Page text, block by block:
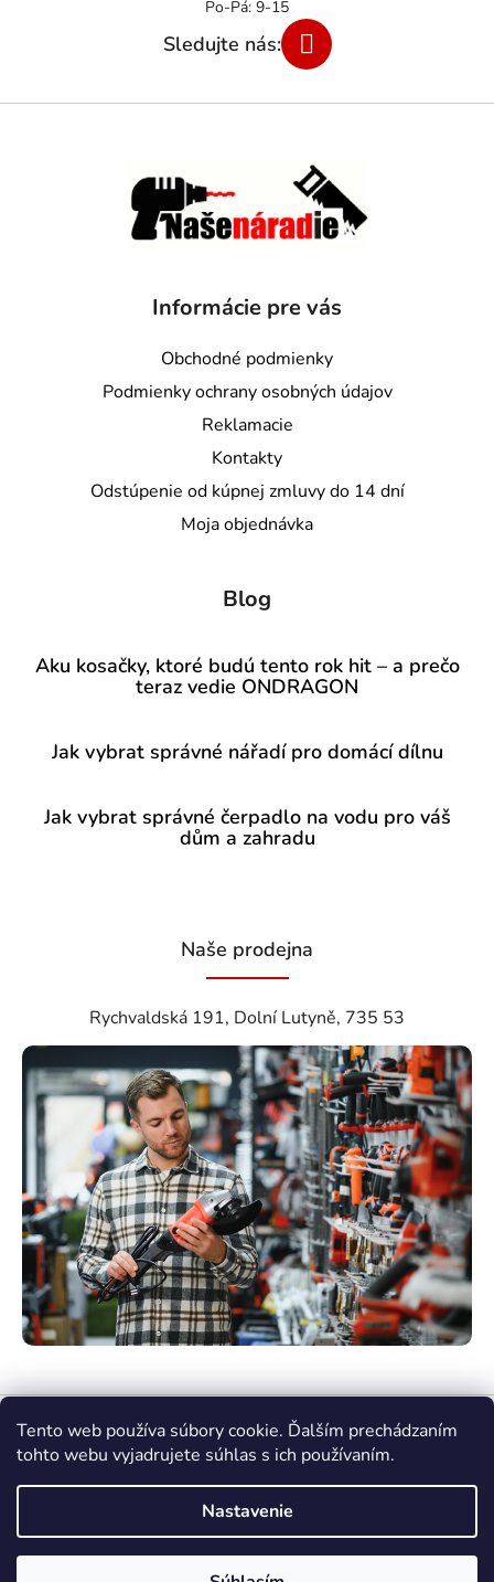
Tento web používa súbory cookie. Ďalším prechádzaním
tohto webu vyjadrujete súhlas s ich používaním.
Nastavenie
Informácie pre vás
Obchodné podmienky
Podmienky ochrany osobných údajov
Reklamacie
Kontakty
Odstúpenie od kúpnej zmluvy do 14 dní
Moja objednávka
Blog
Aku kosačky, ktoré budú tento rok hit – a prečo
teraz vedie ONDRAGON
Jak vybrat správné nářadí pro domácí dílnu
Jak vybrat správné čerpadlo na vodu pro váš
dům a zahradu
Naše prodejna
Rychvaldská 191, Dolní Lutyně, 735 53
Vytvoril Shoptet Premium